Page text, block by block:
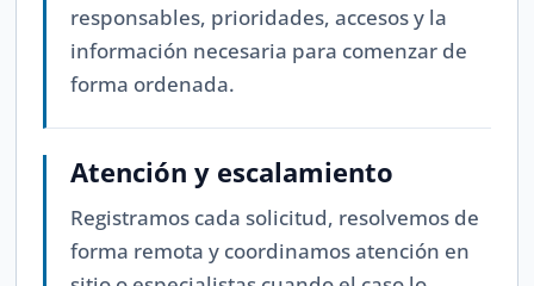
responsables, prioridades, accesos y la
información necesaria para comenzar de
forma ordenada.
Atención y escalamiento
Registramos cada solicitud, resolvemos de
forma remota y coordinamos atención en